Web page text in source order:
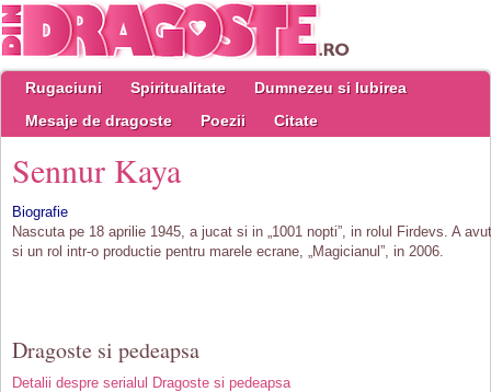
Rugaciuni Spiritualitate
Dumnezeu si Iubirea
Mesaje de dragoste
Poezii Citate
Sennur Kaya
Biografie
Nascuta pe 18 aprilie 1945, a jucat si in „1001 nopti”, in rolul Firdevs. A avut
si un rol intr-o productie pentru marele ecrane, „Magicianul”, in 2006.
Dragoste si pedeapsa
Detalii despre serialul Dragoste si pedeapsa